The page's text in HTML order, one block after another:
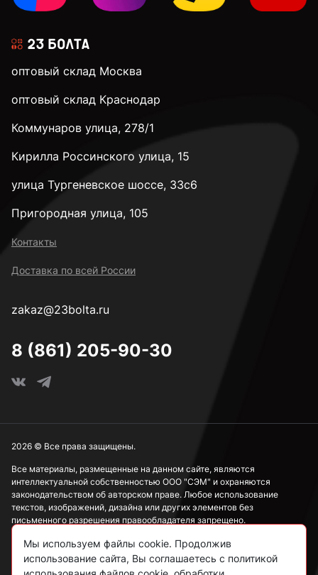
оптовый склад Москва
оптовый склад Краснодар
Коммунаров улица, 278/1
Кирилла Россинского улица, 15
улица Тургеневское шоссе, 33с6
Пригородная улица, 105
Контакты
Доставка по всей России
zakaz@23bolta.ru
8 (861) 205-90-30
Все материалы, размещенные на данном сайте, являются
интеллектуальной собственностью ООО "СЭМ" и охраняются
законодательством об авторском праве. Любое использование
текстов, изображений, дизайна или других элементов без
письменного разрешения правообладателя запрещено.
Информация, представленная на сайте, носит исключительно
ознакомительный характер и не может рассматриваться как
публичная оферта в соответствии со ст. 437 ГК РФ.
2026 © Все права защищены.
Мы используем файлы cookie. Продолжив
использование сайта, Вы соглашаетесь с политикой